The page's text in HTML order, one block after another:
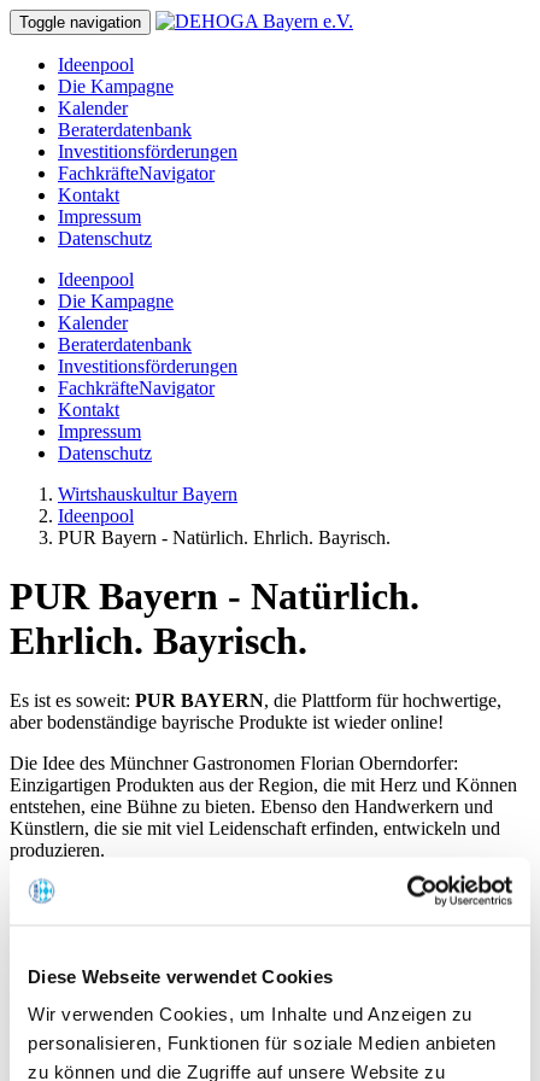
Diese Webseite verwendet Cookies
Wir verwenden Cookies, um Inhalte und Anzeigen zu
personalisieren, Funktionen für soziale Medien anbieten
zu können und die Zugriffe auf unsere Website zu
Toggle navigation
Ideenpool
Die Kampagne
Kalender
Beraterdatenbank
Investitionsförderungen
FachkräfteNavigator
Kontakt
Impressum
Datenschutz
Ideenpool
Die Kampagne
Kalender
Beraterdatenbank
Investitionsförderungen
FachkräfteNavigator
Kontakt
Impressum
Datenschutz
Wirtshauskultur Bayern
Ideenpool
PUR Bayern - Natürlich. Ehrlich. Bayrisch.
PUR Bayern - Natürlich.
Ehrlich. Bayrisch.
Es ist es soweit: PUR BAYERN, die Plattform für hochwertige,
aber bodenständige bayrische Produkte ist wieder online!
Die Idee des Münchner Gastronomen Florian Oberndorfer:
Einzigartigen Produkten aus der Region, die mit Herz und Können
entstehen, eine Bühne zu bieten. Ebenso den Handwerkern und
Künstlern, die sie mit viel Leidenschaft erfinden, entwickeln und
produzieren.
Die erste Testphase im Jahr 2019 verlief in kleinem Rahmen
erfolgreich. Doch der Perfektionist Oberndorfer, im Hauptberuf
Zusammen mit Schwägerin und Unternehmensentwicklerin Claudia
Plattform und suchte in ganz Bayern nach neuen Produzenten und
Partnern. Noch mehr handwerklich geschaffene, bodenständige
Produkte, eine übersichtlichere Website und ein nutzerfreundlicheres